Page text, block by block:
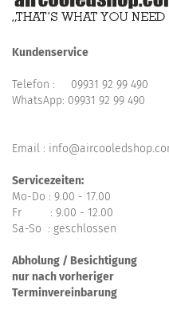
Kundenservice
Telefon : 09931 92 99 490
WhatsApp: 09931 92 99 490
Email :
Servicezeiten:
Mo-Do : 9.00 - 17.00
Fr : 9.00 - 12.00
Sa-So : geschlossen
Abholung / Besichtigung
nur nach vorheriger
Terminvereinbarung